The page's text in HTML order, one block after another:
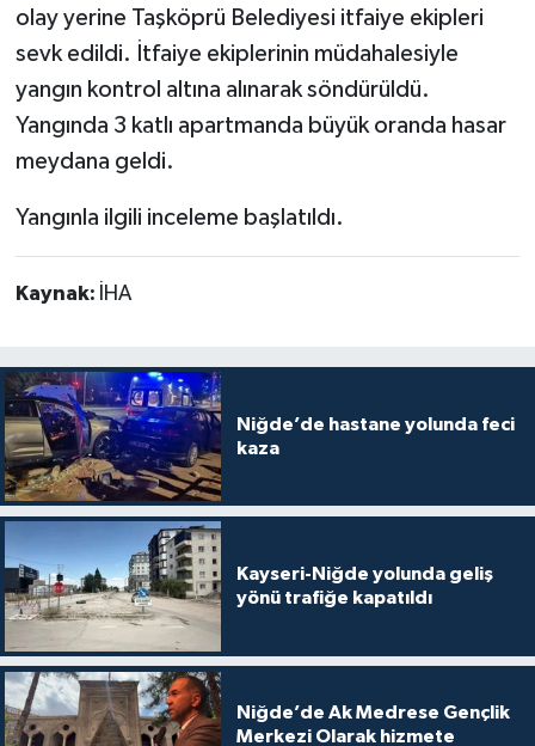
olay yerine Taşköprü Belediyesi itfaiye ekipleri
sevk edildi. İtfaiye ekiplerinin müdahalesiyle
yangın kontrol altına alınarak söndürüldü.
Yangında 3 katlı apartmanda büyük oranda hasar
meydana geldi.
Yangınla ilgili inceleme başlatıldı.
Kaynak: İHA
Niğde’de hastane yolunda feci
kaza
Kayseri-Niğde yolunda geliş
yönü trafiğe kapatıldı
Niğde’de Ak Medrese Gençlik
Merkezi Olarak hizmete